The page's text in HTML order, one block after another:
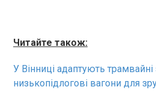
Читайте також:
У Вінниці адаптують трамвайні
низькопідлогові вагони для